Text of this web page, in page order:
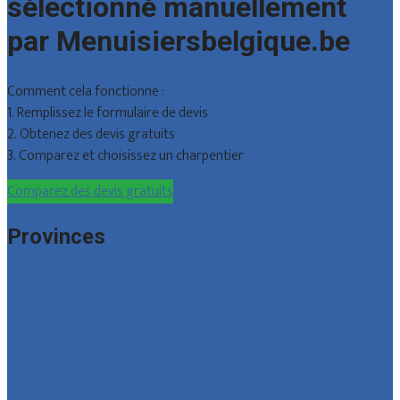
sélectionné manuellement
par Menuisiersbelgique.be
Comment cela fonctionne :
1. Remplissez le formulaire de devis
2. Obtenez des devis gratuits
3. Comparez et choisissez un charpentier
Comparez des devis gratuits
Provinces